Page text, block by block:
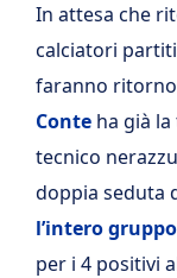
In attesa che
calciatori
faranno
Conte ha già
tecnico
doppia seduta
l’intero
per i 4 positivi